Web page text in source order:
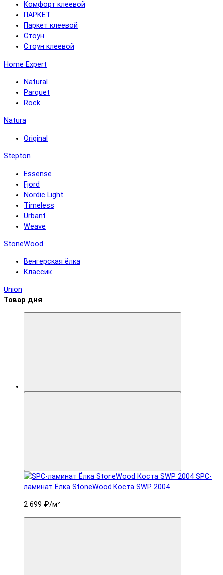
Комфорт клеевой
ПАРКЕТ
Паркет клеевой
Стоун
Стоун клеевой
Home Expert
Natural
Parquet
Rock
Natura
Original
Stepton
Essense
Fjord
Nordic Light
Timeless
Urbant
Weave
StoneWood
Венгерская ёлка
Классик
Union
Товар дня
SPC-
ламинат Ëлка StoneWood Коста SWP 2004
2 699 ₽/м²